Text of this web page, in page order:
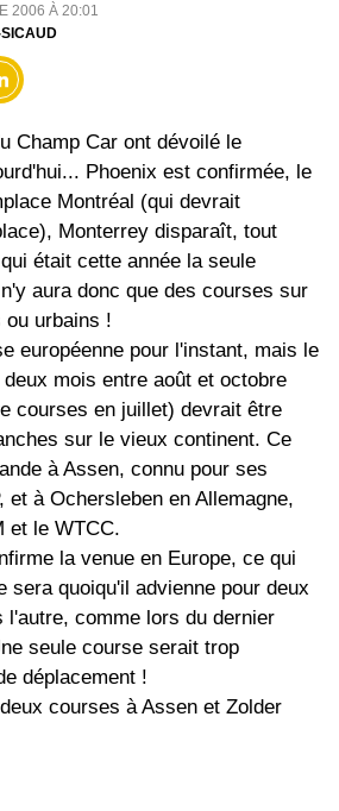
2006 À 20:01
Champ Car ont dévoilé le
Phoenix est confirmée, le
Montréal (qui devrait
Monterrey disparaît, tout
était cette année la seule
aura donc que des courses sur
urbains !
européenne pour l'instant, mais le
mois entre août et octobre
courses en juillet) devrait être
sur le vieux continent. Ce
à Assen, connu pour ses
et à Ochersleben en Allemagne,
et le WTCC.
la venue en Europe, ce qui
sera quoiqu'il advienne pour deux
l'autre, comme lors du dernier
seule course serait trop
déplacement !
courses à Assen et Zolder